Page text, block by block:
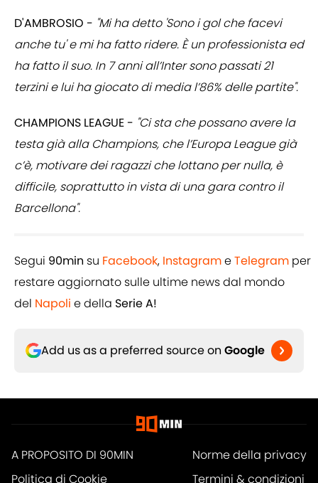
D'AMBROSIO - "Mi ha detto 'Sono i gol che facevi
anche tu' e mi ha fatto ridere. È un professionista ed
ha fatto il suo. In 7 anni all’Inter sono passati 21
terzini e lui ha giocato di media l’86% delle partite".
CHAMPIONS LEAGUE - "Ci sta che possano avere la
testa già alla Champions, che l’Europa League già
c’è, motivare dei ragazzi che lottano per nulla, è
difficile, soprattutto in vista di una gara contro il
Barcellona".
Segui 90min su Facebook, InstagrameTelegram per
restare aggiornato sulle ultime news dal mondo
del Napoli e della Serie A!
Add us as a preferred source on Google
A PROPOSITO DI 90MIN
Norme della privacy
Politica di Cookie
Termini & condizioni